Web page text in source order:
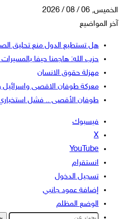
الخميس, 06 / 08 / 2026
آخر المواضيع
هل تستطيع الدول منع تحليق
حزب الله: هاجمنا حيفا بالمسيرات
مهزلة حقوق الانسان
معركة طوفان الاقصى واسرائيل
طوفان الأقصى .. فشل استخباري
فيسبوك
‫X
‫YouTube
انستقرام
تسجيل الدخول
إضافة عمود جانبي
الوضع المظلم